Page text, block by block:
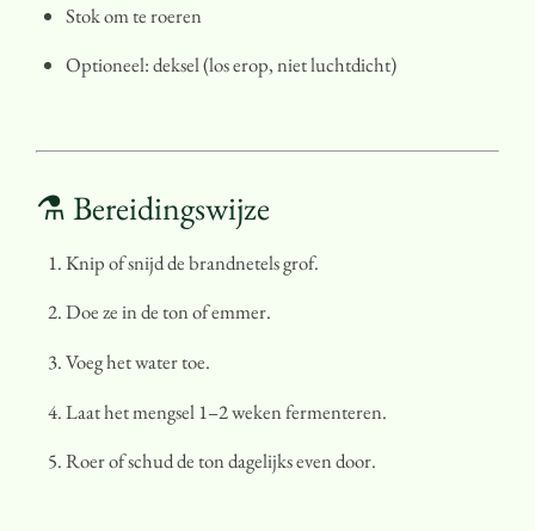
Stok om te roeren
Optioneel: deksel (los erop, niet luchtdicht)
⚗️ Bereidingswijze
Knip of snijd de brandnetels grof.
Doe ze in de ton of emmer.
Voeg het water toe.
Laat het mengsel 1–2 weken fermenteren.
Roer of schud de ton dagelijks even door.